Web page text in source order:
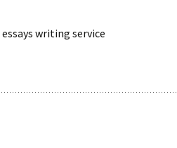
essays writing service